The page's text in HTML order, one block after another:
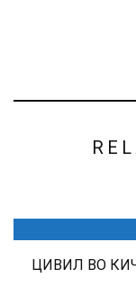
ЦИВИЛ ВО